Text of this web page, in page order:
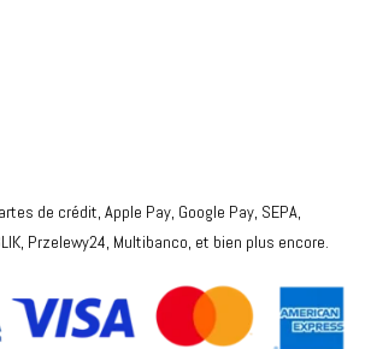
de crédit, Apple Pay, Google Pay, SEPA,
Przelewy24, Multibanco, et bien plus encore.